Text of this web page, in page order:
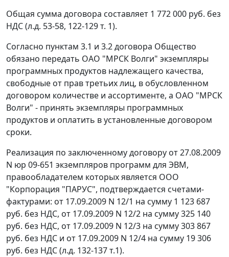
Общая сумма договора составляет 1 772 000 руб. без
НДС (л.д. 53-58, 122-129 т. 1).
Согласно пунктам 3.1 и 3.2 договора Общество
обязано передать ОАО "МРСК Волги" экземпляры
программных продуктов надлежащего качества,
свободные от прав третьих лиц, в обусловленном
договором количестве и ассортименте, а ОАО "МРСК
Волги" - принять экземпляры программных
продуктов и оплатить в установленные договором
сроки.
Реализация по заключенному договору от 27.08.2009
N юр 09-651 экземпляров программ для ЭВМ,
правообладателем которых является ООО
"Корпорация "ПАРУС", подтверждается счетами-
фактурами: от 17.09.2009 N 12/1 на сумму 1 123 687
руб. без НДС, от 17.09.2009 N 12/2 на сумму 325 140
руб. без НДС, от 17.09.2009 N 12/3 на сумму 303 867
руб. без НДС и от 17.09.2009 N 12/4 на сумму 19 306
руб. без НДС (л.д. 132-137 т.1).